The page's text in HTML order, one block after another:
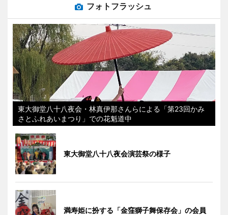
フォトフラッシュ
東大御堂八十八夜会・林真伊那さんらによる「第23回かみ
さとふれあいまつり」での花魁道中
東大御堂八十八夜会演芸祭の様子
満寿姫に扮する「金窪獅子舞保存会」の会員